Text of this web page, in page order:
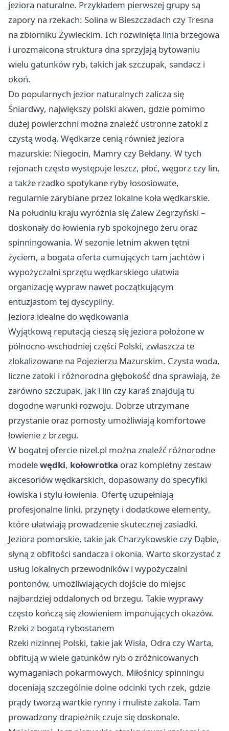
jeziora naturalne. Przykładem pierwszej grupy są
zapory na rzekach: Solina w Bieszczadach czy Tresna
na zbiorniku Żywieckim. Ich rozwinięta linia brzegowa
i urozmaicona struktura dna sprzyjają bytowaniu
wielu gatunków ryb, takich jak szczupak, sandacz i
okoń.
Do popularnych jezior naturalnych zalicza się
Śniardwy, największy polski akwen, gdzie pomimo
dużej powierzchni można znaleźć ustronne zatoki z
czystą wodą. Wędkarze cenią również jeziora
mazurskie: Niegocin, Mamry czy Bełdany. W tych
rejonach często występuje leszcz, płoć, węgorz czy lin,
a także rzadko spotykane ryby łososiowate,
regularnie zarybiane przez lokalne koła wędkarskie.
Na południu kraju wyróżnia się Zalew Zegrzyński –
doskonały do łowienia ryb spokojnego żeru oraz
spinningowania. W sezonie letnim akwen tętni
życiem, a bogata oferta cumujących tam jachtów i
wypożyczalni sprzętu wędkarskiego ułatwia
organizację wypraw nawet początkującym
entuzjastom tej dyscypliny.
Jeziora idealne do wędkowania
Wyjątkową reputacją cieszą się jeziora położone w
północno-wschodniej części Polski, zwłaszcza te
zlokalizowane na Pojezierzu Mazurskim. Czysta woda,
liczne zatoki i różnorodna głębokość dna sprawiają, że
zarówno szczupak, jak i lin czy karaś znajdują tu
dogodne warunki rozwoju. Dobrze utrzymane
przystanie oraz pomosty umożliwiają komfortowe
łowienie z brzegu.
W bogatej ofercie nizel.pl można znaleźć różnorodne
modelewędki, kołowrotka oraz kompletny zestaw
akcesoriów wędkarskich, dopasowany do specyfiki
łowiska i stylu łowienia. Ofertę uzupełniają
profesjonalne linki, przynęty i dodatkowe elementy,
które ułatwiają prowadzenie skutecznej zasiadki.
Jeziora pomorskie, takie jak Charzykowskie czy Dąbie,
słyną z obfitości sandacza i okonia. Warto skorzystać z
usług lokalnych przewodników i wypożyczalni
pontonów, umożliwiających dojście do miejsc
najbardziej oddalonych od brzegu. Takie wyprawy
często kończą się złowieniem imponujących okazów.
Rzeki z bogatą rybostanem
Rzeki nizinnej Polski, takie jak Wisła, Odra czy Warta,
obfitują w wiele gatunków ryb o zróżnicowanych
wymaganiach pokarmowych. Miłośnicy spinningu
doceniają szczególnie dolne odcinki tych rzek, gdzie
prądy tworzą wartkie rynny i muliste zakola. Tam
prowadzony drapieżnik czuje się doskonale.